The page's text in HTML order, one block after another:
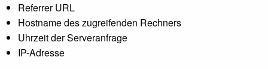
Referrer URL
Hostname des zugreifenden Rechners
Uhrzeit der Serveranfrage
IP-Adresse